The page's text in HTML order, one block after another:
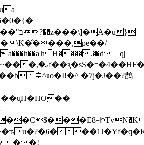
\K�̂����,pe��/
��w���w=O�+c�\��� ^���7 �g��Yo�O�^Og�/���~�M{�қAred�[�EU��N�0���b۝^uo�I!�^ �7j�J��?鹊